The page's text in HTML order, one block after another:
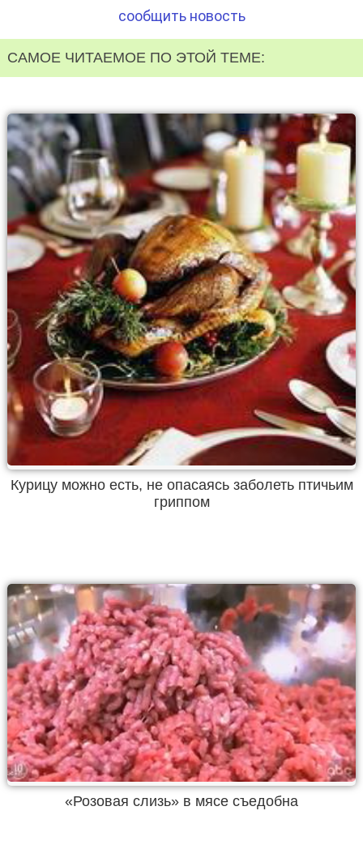
сообщить новость
САМОЕ ЧИТАЕМОЕ ПО ЭТОЙ ТЕМЕ:
Курицу можно есть, не опасаясь заболеть птичьим
гриппом
«Розовая слизь» в мясе съедобна